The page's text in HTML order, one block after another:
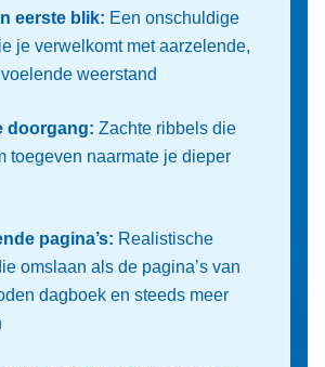
eerste blik: Een onschuldige
je verwelkomt met aarzelende,
weerstand
doorgang: Zachte ribbels die
toegeven naarmate je dieper
pagina’s: Realistische
omslaan als de pagina’s van
dagboek en steeds meer